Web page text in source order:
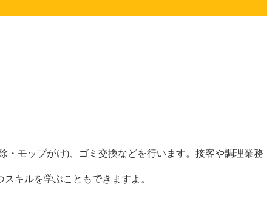
モップがけ)、ゴミ交換などを行います。接客や調理業務
キルを学ぶこともできますよ。